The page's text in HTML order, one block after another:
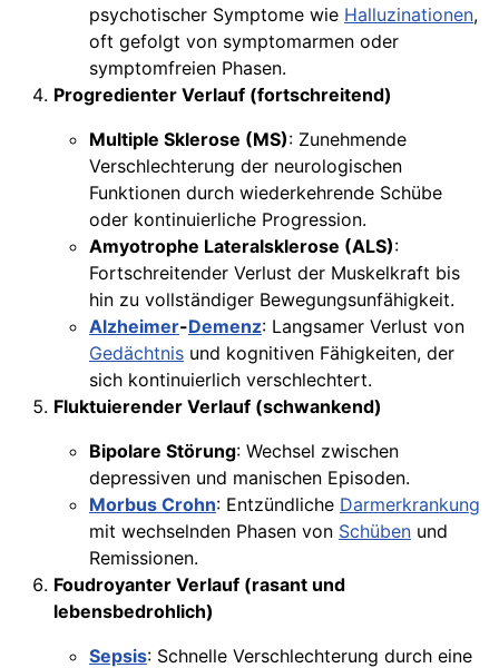
psychotischer Symptome wie Halluzinationen,
oft gefolgt von symptomarmen oder
symptomfreien Phasen.
Progredienter Verlauf (fortschreitend)
Multiple Sklerose (MS): Zunehmende
Verschlechterung der neurologischen
Funktionen durch wiederkehrende Schübe
oder kontinuierliche Progression.
Amyotrophe Lateralsklerose (ALS):
Fortschreitender Verlust der Muskelkraft bis
hin zu vollständiger Bewegungsunfähigkeit.
Alzheimer-Demenz: Langsamer Verlust von
Gedächtnis und kognitiven Fähigkeiten, der
sich kontinuierlich verschlechtert.
Fluktuierender Verlauf (schwankend)
Bipolare Störung: Wechsel zwischen
depressiven und manischen Episoden.
Morbus Crohn: Entzündliche Darmerkrankung
mit wechselnden Phasen von Schüben und
Remissionen.
Foudroyanter Verlauf (rasant und
lebensbedrohlich)
Sepsis: Schnelle Verschlechterung durch eine